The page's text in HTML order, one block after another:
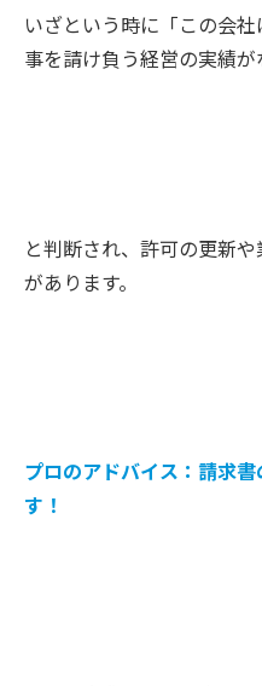
いざという時に「この会
事を請け負う経営の実績が
と判断され、許可の更新
があります。
プロのアドバイス：請求
す！